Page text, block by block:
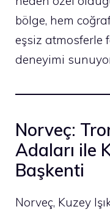
bölge, hem
eşsiz atmosferle
deneyimi
Norveç:
Adaları ile
Başkenti
Norveç, Kuzey